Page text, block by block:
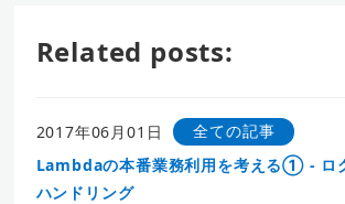
Related posts:
2017年06月01日
全ての記事
Lambdaの本番業務利用を考える① - ロ
ハンドリング